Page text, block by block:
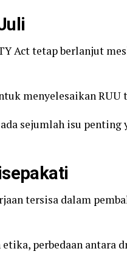
Act tetap berlanjut
menyelesaikan RUU
sejumlah isu penting
tersisa dalam
perbedaan antara